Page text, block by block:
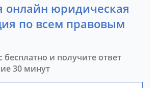
онлайн юридическая
по всем правовым
бесплатно и получите ответ
30 минут